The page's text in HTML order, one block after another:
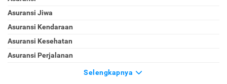
Asuransi Jiwa
Asuransi Kendaraan
Asuransi Kesehatan
Asuransi Perjalanan
Selengkapnya